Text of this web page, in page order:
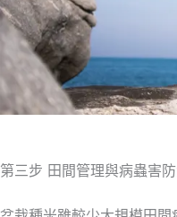
第三步 田間管理與病蟲害